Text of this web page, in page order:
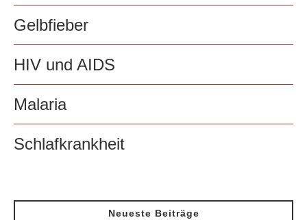
Gelbfieber
HIV und AIDS
Malaria
Schlafkrankheit
Neueste Beiträge